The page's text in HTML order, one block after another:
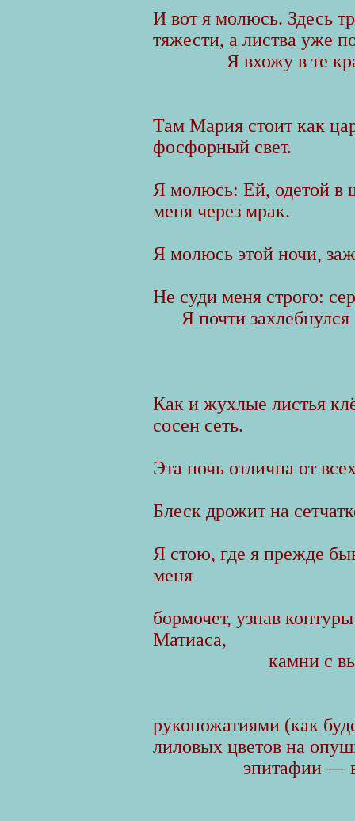
И вот я молюсь. Здесь
тяжести, а листва уже
Я вхожу в те
Там Мария стоит как
фосфорный свет.
Я молюсь: Ей, одетой в
меня через мрак.
Я молюсь этой ночи,
Не суди меня строго:
Я почти
Как и жухлые листья
сосен сеть.
Эта ночь отлична от
Блеск дрожит на
Я стою, где я прежде
меня
бормочет, узнав
Матиаса,
камни с
рукопожатиями (как
лиловых цветов на
эпитафии —